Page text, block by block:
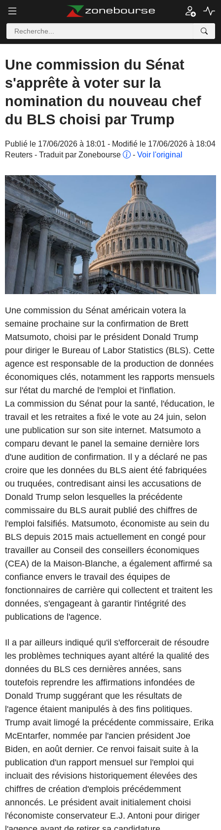
Une commission du Sénat
s'apprête à voter sur la
nomination du nouveau chef
du BLS choisi par Trump
Publié le 17/06/2026 à 18:01 - Modifié le 17/06/2026 à 18:04
Reuters - Traduit par Zonebourse
- Voir l'original
Une commission du Sénat américain votera la
semaine prochaine sur la confirmation de Brett
Matsumoto, choisi par le président Donald Trump
pour diriger le Bureau of Labor Statistics (BLS). Cette
agence est responsable de la production de données
économiques clés, notamment les rapports mensuels
sur l'état du marché de l'emploi et l'inflation.
La commission du Sénat pour la santé, l'éducation, le
travail et les retraites a fixé le vote au 24 juin, selon
une publication sur son site internet. Matsumoto a
comparu devant le panel la semaine dernière lors
d'une audition de confirmation. Il y a déclaré ne pas
croire que les données du BLS aient été fabriquées
ou truquées, contredisant ainsi les accusations de
Donald Trump selon lesquelles la précédente
commissaire du BLS aurait publié des chiffres de
l'emploi falsifiés. Matsumoto, économiste au sein du
BLS depuis 2015 mais actuellement en congé pour
travailler au Conseil des conseillers économiques
(CEA) de la Maison-Blanche, a également affirmé sa
confiance envers le travail des équipes de
fonctionnaires de carrière qui collectent et traitent les
données, s'engageant à garantir l'intégrité des
publications de l'agence.
Il a par ailleurs indiqué qu'il s'efforcerait de résoudre
les problèmes techniques ayant altéré la qualité des
données du BLS ces dernières années, sans
toutefois reprendre les affirmations infondées de
Donald Trump suggérant que les résultats de
l'agence étaient manipulés à des fins politiques.
Trump avait limogé la précédente commissaire, Erika
McEntarfer, nommée par l'ancien président Joe
Biden, en août dernier. Ce renvoi faisait suite à la
publication d'un rapport mensuel sur l'emploi qui
incluait des révisions historiquement élevées des
chiffres de création d'emplois précédemment
annoncés. Le président avait initialement choisi
l'économiste conservateur E.J. Antoni pour diriger